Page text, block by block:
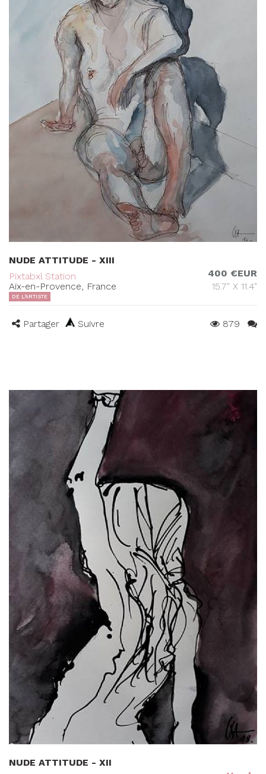
NUDE ATTITUDE - XIII
Pixtabxl Station
Aix-en-Provence, France
400 €EUR
15.7" X 11.4"
DE L'ARTISTE
Partager Suivre 879
NUDE ATTITUDE - XII